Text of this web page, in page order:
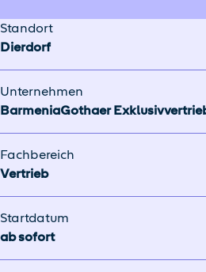
Standort
Dierdorf
Unternehmen
BarmeniaGothaer
Fachbereich
Vertrieb
Startdatum
ab sofort